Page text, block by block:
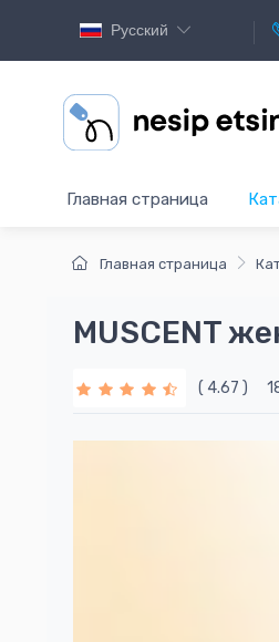
Русский
Главная страница
Главная страница
MUSCENT
( 4.67 )